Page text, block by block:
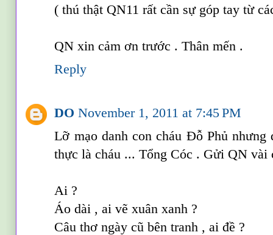
( thú thật QN11 rất cần sự góp tay từ
QN xin cảm ơn trước . Thân mến .
Reply
DO November 1, 2011 at 7:45 PM
Lỡ mạo danh con cháu Đỗ Phủ nhưng
thực là cháu ... Tổng Cóc . Gửi QN vài
Ai ?
Áo dài , ai vẽ xuân xanh ?
Câu thơ ngày cũ bên tranh , ai đề ?